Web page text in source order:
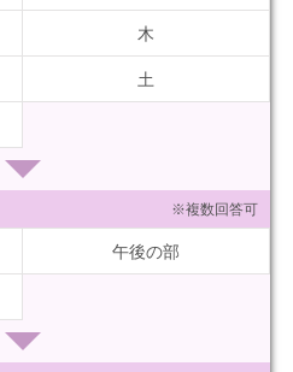
木
土
※複数回答可
午後の部